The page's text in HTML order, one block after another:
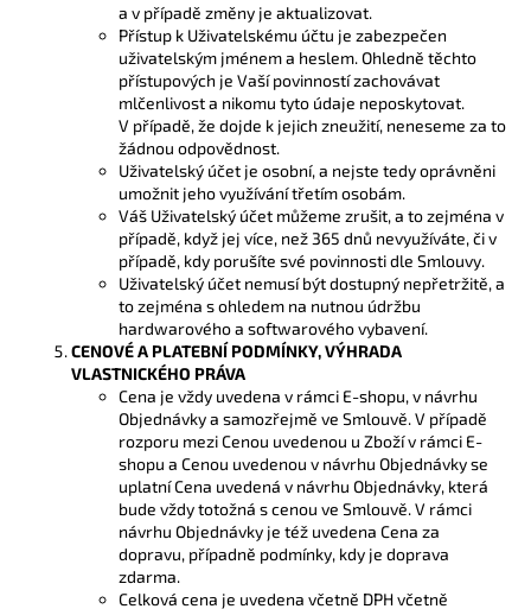
a v případě změny je aktualizovat.
Přístup k Uživatelskému účtu je zabezpečen
uživatelským jménem a heslem. Ohledně těchto
přístupových je Vaší povinností zachovávat
mlčenlivost a nikomu tyto údaje neposkytovat.
V případě, že dojde k jejich zneužití, neneseme za to
žádnou odpovědnost.
Uživatelský účet je osobní, a nejste tedy oprávněni
umožnit jeho využívání třetím osobám.
Váš Uživatelský účet můžeme zrušit, a to zejména v
případě, když jej více, než 365 dnů nevyužíváte, či v
případě, kdy porušíte své povinnosti dle Smlouvy.
Uživatelský účet nemusí být dostupný nepřetržitě, a
to zejména s ohledem na nutnou údržbu
hardwarového a softwarového vybavení.
CENOVÉ A PLATEBNÍ PODMÍNKY, VÝHRADA
VLASTNICKÉHO PRÁVA
Cena je vždy uvedena v rámci E-shopu, v návrhu
Objednávky a samozřejmě ve Smlouvě. V případě
rozporu mezi Cenou uvedenou u Zboží v rámci E-
shopu a Cenou uvedenou v návrhu Objednávky se
uplatní Cena uvedená v návrhu Objednávky, která
bude vždy totožná s cenou ve Smlouvě. V rámci
návrhu Objednávky je též uvedena Cena za
dopravu, případně podmínky, kdy je doprava
zdarma.
Celková cena je uvedena včetně DPH včetně